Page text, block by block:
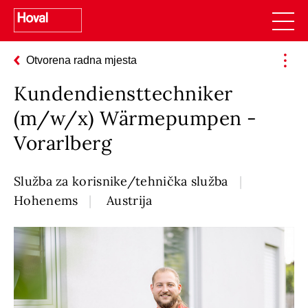
Otvorena radna mjesta
Kundendiensttechniker
(m/w/x) Wärmepumpen -
Vorarlberg
Služba za korisnike/tehnička služba
Hohenems
Austrija